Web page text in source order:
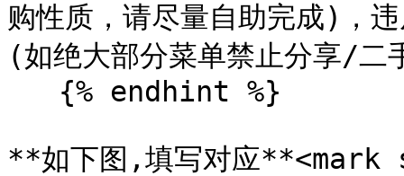
购性质，请尽量自助完成)，
(如绝大部分菜单禁止分享/
**如下图,填写对应